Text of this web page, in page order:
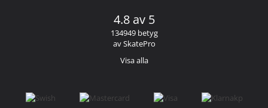
4.8 av 5
134949 betyg
av SkatePro
Visa alla